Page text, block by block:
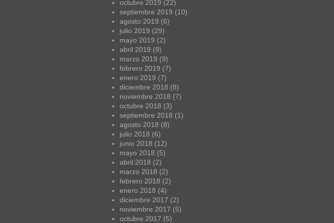
octubre 2019 (22)
septiembre 2019 (10)
agosto 2019 (6)
julio 2019 (29)
mayo 2019 (2)
abril 2019 (9)
marzo 2019 (9)
febrero 2019 (7)
enero 2019 (7)
diciembre 2018 (8)
noviembre 2018 (7)
octubre 2018 (3)
septiembre 2018 (1)
agosto 2018 (8)
julio 2018 (6)
junio 2018 (12)
mayo 2018 (5)
abril 2018 (2)
marzo 2018 (2)
febrero 2018 (2)
enero 2018 (4)
diciembre 2017 (2)
noviembre 2017 (5)
octubre 2017 (5)